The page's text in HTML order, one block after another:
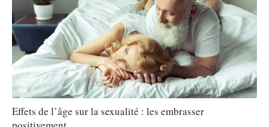
Effets de l’âge sur la sexualité : les embrasser